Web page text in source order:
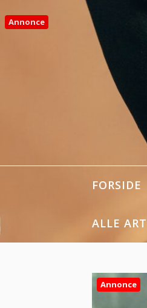
Annonce
til
indhold
FORSIDE
ALLE
Annonce